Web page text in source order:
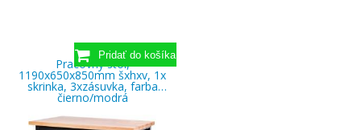
Pracovný stôl,
1190x650x850mm šxhxv, 1x
skrinka, 3xzásuvka, farba
čierno/modrá